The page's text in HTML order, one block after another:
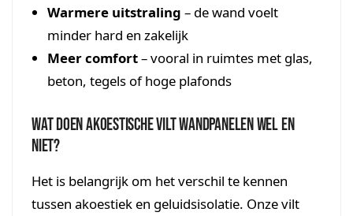
Warmere uitstraling – de wand voelt
minder hard en zakelijk
Meer comfort– vooral in ruimtes met glas,
beton, tegels of hoge plafonds
Wat doen akoestische vilt wandpanelen wel en
niet?
Het is belangrijk om het verschil te kennen
tussen akoestiek en geluidsisolatie. Onze vilt